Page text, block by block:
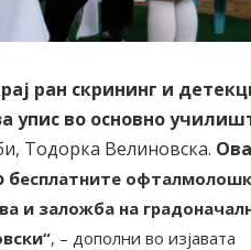
ран скрининг и
упис во основно
Тодорка Велиновска.
бесплатните
и заложба на
, – дополни во изјавата